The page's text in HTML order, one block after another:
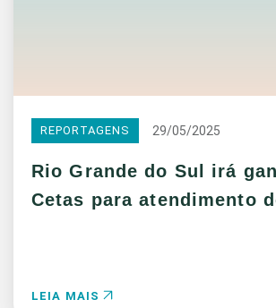
REPORTAGENS 29/05/2025
Rio Grande do Sul irá
Cetas para atendimento
LEIA MAIS